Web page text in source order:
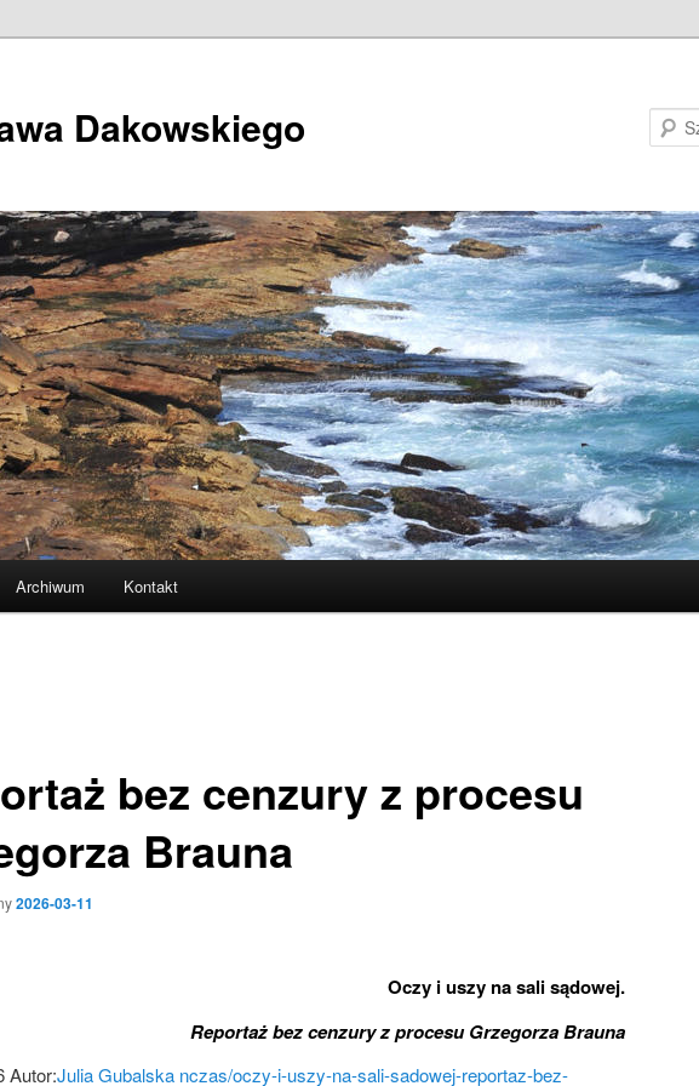
Dakowskiego
Archiwum Kontakt
bez cenzury z procesu
Brauna
2026-03-11
Oczy i uszy na sali sądowej.
Reportaż bez cenzury z procesu Grzegorza Brauna
Autor:Julia Gubalska nczas/oczy-i-uszy-na-sali-sadowej-reportaz-bez-